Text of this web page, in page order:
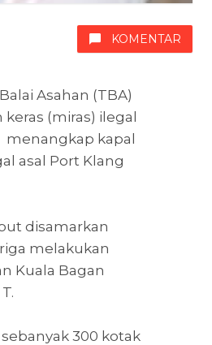
KOMENTAR
Asahan (TBA)
(miras) ilegal
kapal
asal Port Klang
disamarkan
melakukan
Kuala Bagan
300 kotak